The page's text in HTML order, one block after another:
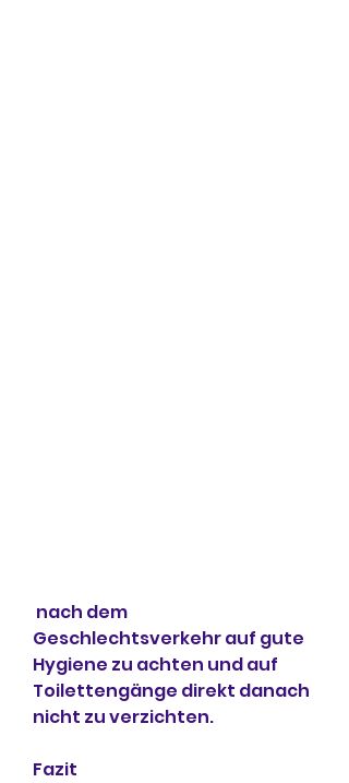
Geschlechtsverkehr auf gute
Hygiene zu achten und auf
Toilettengänge direkt danach
nicht zu verzichten.
Fazit